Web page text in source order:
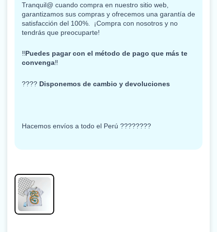
Tranquil@ cuando compra en nuestro sitio web,
garantizamos sus compras y ofrecemos una garantía de
satisfacción del 100%.
¡Compra con nosotros y no
tendrás que preocuparte!
‼️Puedes pagar con el método de pago que más te
convenga‼️
???? Disponemos de cambio y devoluciones
Hacemos envíos a todo el Perú ????????